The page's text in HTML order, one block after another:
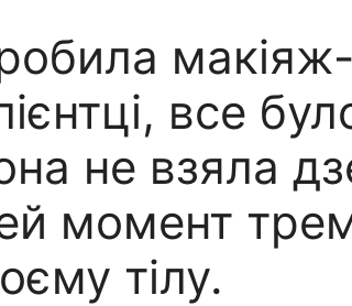
все
не взяла
момент
тілу.